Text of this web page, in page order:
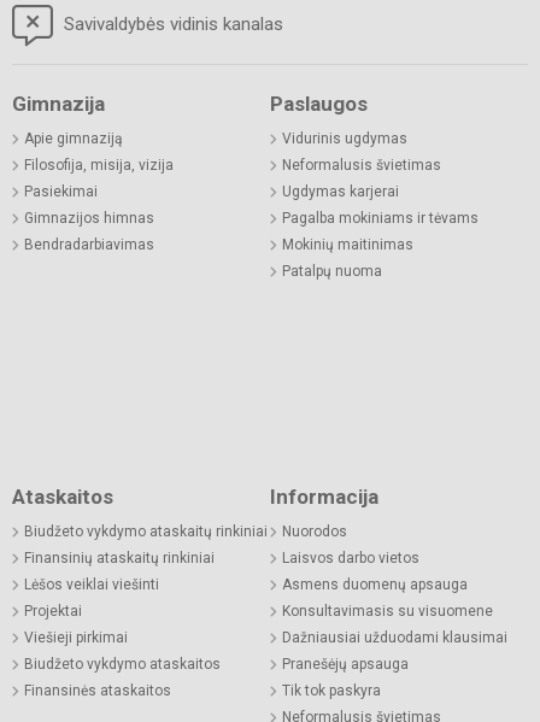
Savivaldybės vidinis kanalas
Gimnazija
Apie gimnaziją
Filosofija, misija, vizija
Pasiekimai
Gimnazijos himnas
Bendradarbiavimas
Paslaugos
Vidurinis ugdymas
Neformalusis švietimas
Ugdymas karjerai
Pagalba mokiniams ir tėvams
Mokinių maitinimas
Patalpų nuoma
Ataskaitos
Biudžeto vykdymo ataskaitų rinkiniai
Finansinių ataskaitų rinkiniai
Lėšos veiklai viešinti
Projektai
Viešieji pirkimai
Biudžeto vykdymo ataskaitos
Finansinės ataskaitos
Informacija
Nuorodos
Laisvos darbo vietos
Asmens duomenų apsauga
Konsultavimasis su visuomene
Dažniausiai užduodami klausimai
Pranešėjų apsauga
Tik tok paskyra
Neformalusis švietimas